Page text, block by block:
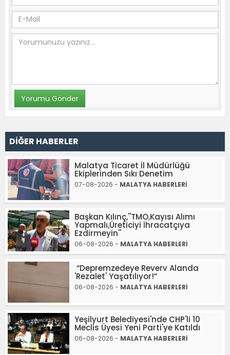
DİĞER HABERLER
Malatya Ticaret İl Müdürlüğü
Ekiplerinden Sıkı Denetim
07-08-2026 - MALATYA HABERLERİ
Başkan Kılınç,''TMO,Kayısı Alımı
Yapmalı,Üreticiyi İhracatçıya
Ezdirmeyin''
06-08-2026 - MALATYA HABERLERİ
“Depremzedeye Reverv Alanda
'Rezalet' Yaşatılıyor!”
06-08-2026 - MALATYA HABERLERİ
Yeşilyurt Belediyesi'nde CHP'li 10
Meclis Üyesi Yeni Parti'ye Katıldı
06-08-2026 - MALATYA HABERLERİ